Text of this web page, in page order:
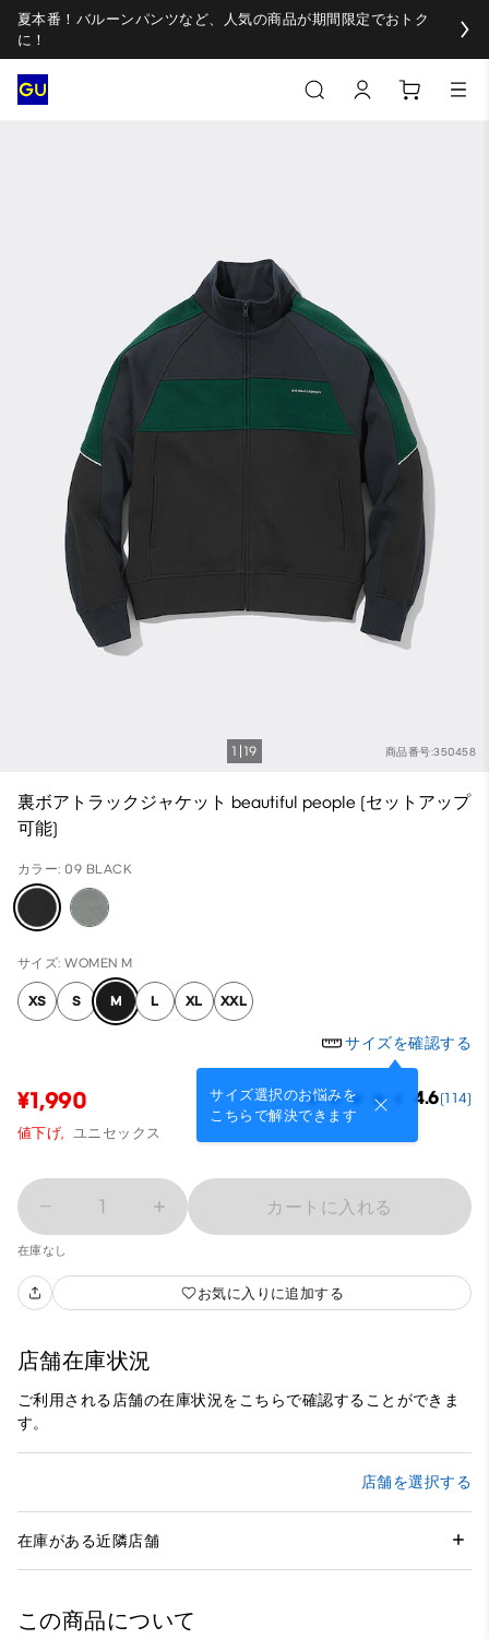
夏本番！バルーンパンツなど、人気の商品が期間限定でおトク
に！
商品番号:350458
1 19
裏ボアトラックジャケット beautiful people (セットアップ
可能)
カラー: 09 BLACK
サイズ: WOMEN M
XS S M L XL XXL
サイズを確認する
サイズ選択のお悩みを
こちらで解決できます
¥1,990 4.6(114)
値下げ, ユニセックス
1 カートに入れる
在庫なし
お気に入りに追加する
店舗在庫状況
ご利用される店舗の在庫状況をこちらで確認することができま
す。
店舗を選択する
在庫がある近隣店舗
この商品について